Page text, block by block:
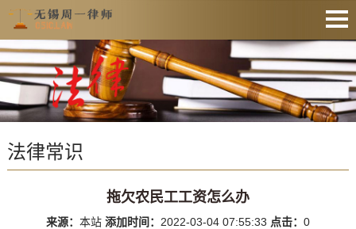
网站首页
法律资讯
业务范围
法律常识
拖欠农民工工资怎么办
来源： 本站 添加时间： 2022-03-04 07:55:33 点击： 0